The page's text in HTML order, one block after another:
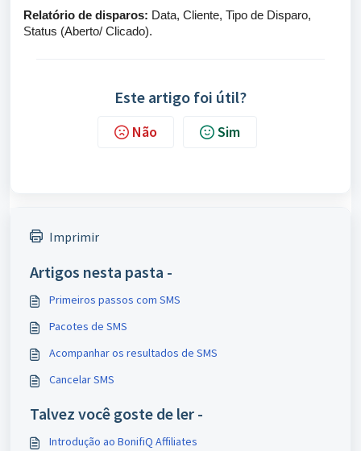
Relatório de disparos: Data, Cliente, Tipo de Disparo,
Status (Aberto/ Clicado).
Este artigo foi útil?
Não Sim
Imprimir
Artigos nesta pasta -
Primeiros passos com SMS
Pacotes de SMS
Acompanhar os resultados de SMS
Cancelar SMS
Talvez você goste de ler -
Introdução ao BonifiQ Affiliates